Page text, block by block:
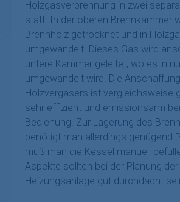
Holzgasverbrennung in zwei
statt. In der oberen Brennkammer
Brennholz getrocknet und in
umgewandelt. Dieses Gas wird
untere Kammer geleitet, wo es in
umgewandelt wird. Die
Holzvergasers ist vergleichsweise
sehr effizient und emissionsarm
Bedienung. Zur Lagerung des
benötigt man allerdings genügend
muß man die Kessel manuell
Aspekte sollten bei der Planung der
Heizungsanlage gut durchdacht